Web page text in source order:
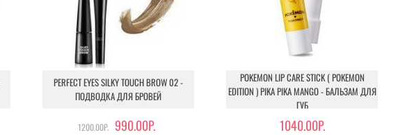
PERFECT EYES SILKY TOUCH BROW 02 -
ПОДВОДКА ДЛЯ БРОВЕЙ
1200.00Р. 990.00Р.
POKEMON LIP CARE STICK ( POKEMON
EDITION ) PIKA PIKA MANGO - БАЛЬЗАМ ДЛЯ
ГУБ
1040.00Р.